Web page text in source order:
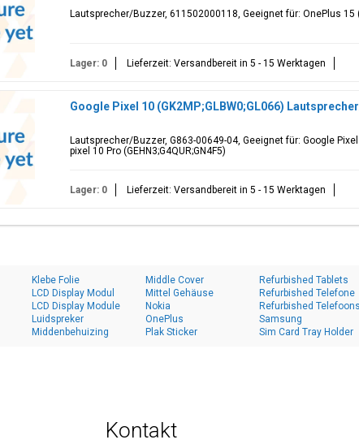
Lautsprecher/Buzzer, 611502000118, Geeignet für: OnePlus 15
Lager: 0 Lieferzeit: Versandbereit in 5 - 15 Werktagen
Google Pixel 10 (GK2MP;GLBW0;GL066)
Lautsprecher/Buzzer, G863-00649-04, Geeignet für: Google Pixel
pixel 10 Pro (GEHN3;G4QUR;GN4F5)
Lager: 0 Lieferzeit: Versandbereit in 5 - 15 Werktagen
Klebe Folie
LCD Display Modul
LCD Display Module
Luidspreker
Middenbehuizing
Middle Cover
Mittel Gehäuse
Nokia
OnePlus
Plak Sticker
Refurbished Tablets
Refurbished Telefone
Refurbished Telefoons
Samsung
Sim Card Tray Holder
Kontakt